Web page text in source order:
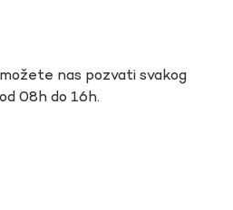
nas pozvati svakog
08h do 16h.